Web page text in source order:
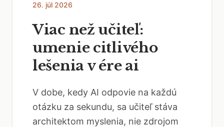
26. júl 2026
Viac než učiteľ:
umenie citlivého
lešenia v ére ai
V dobe, kedy AI odpovie na každú
otázku za sekundu, sa učiteľ stáva
architektom myslenia, nie zdrojom